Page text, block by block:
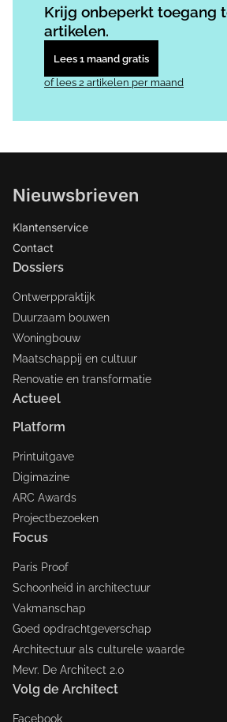
Krijg onbeperkt toegang
artikelen.
Lees 1 maand gratis
of lees 2 artikelen per maand
Nieuwsbrieven
Klantenservice
Contact
Dossiers
Ontwerppraktijk
Duurzaam bouwen
Woningbouw
Maatschappij en cultuur
Renovatie en transformatie
Actueel
Platform
Printuitgave
Digimazine
ARC Awards
Projectbezoeken
Focus
Paris Proof
Schoonheid in architectuur
Vakmanschap
Goed opdrachtgeverschap
Architectuur als culturele waarde
Mevr. De Architect 2.0
Volg de Architect
Facebook